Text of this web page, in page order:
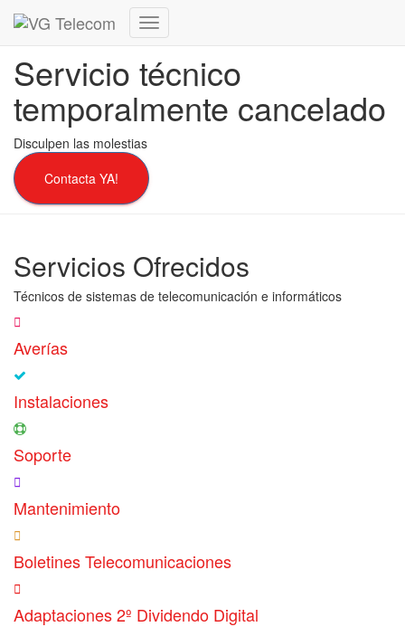
Cambiar
de
navegación
Servicio técnico
temporalmente cancelado
Disculpen las molestias
Contacta YA!
Servicios Ofrecidos
Técnicos de sistemas de telecomunicación e informáticos
Averías
Instalaciones
Soporte
Mantenimiento
Boletines Telecomunicaciones
Adaptaciones 2º Dividendo Digital